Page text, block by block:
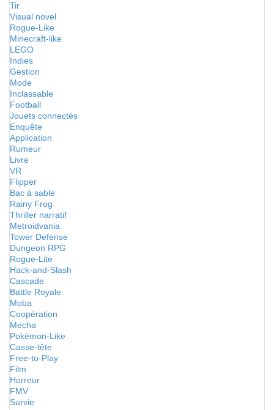
Tir
Visual novel
Rogue-Like
Minecraft-like
LEGO
Indies
Gestion
Mode
Inclassable
Football
Jouets connectés
Enquête
Application
Rumeur
Livre
VR
Flipper
Bac à sable
Rainy Frog
Thriller narratif
Metroidvania
Tower Defense
Dungeon RPG
Rogue-Lite
Hack-and-Slash
Cascade
Battle Royale
Moba
Coopération
Mecha
Pokémon-Like
Casse-tête
Free-to-Play
Film
Horreur
FMV
Survie